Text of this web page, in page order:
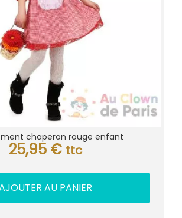
chaperon rouge enfant
25,95 € ttc
AU PANIER